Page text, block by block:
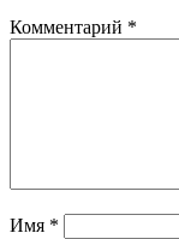
Комментарий *
Имя *